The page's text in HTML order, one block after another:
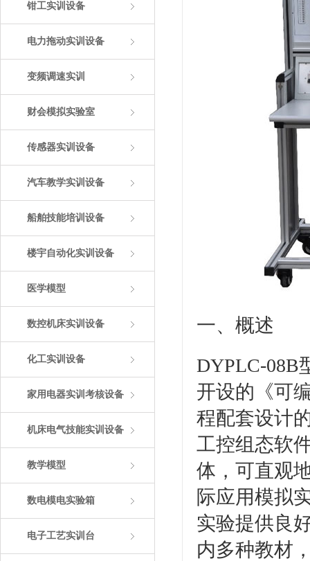
钳工实训设备
电力拖动实训设备
变频调速实训
财会模拟实验室
传感器实训设备
汽车教学实训设备
船舶技能培训设备
楼宇自动化实训设备
医学模型
数控机床实训设备
化工实训设备
家用电器实训考核设备
机床电气技能实训设备
教学模型
数电模电实验箱
电子工艺实训台
一、概述
DYPLC-08B
开设的《可
程配套设计
工控组态软
体，可直观
际应用模拟
实验提供良
内多种教材